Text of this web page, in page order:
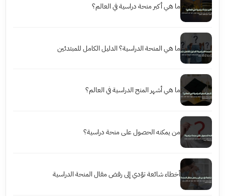
ما هي أكبر منحة دراسية في العالم؟
ما هي المنحة الدراسية؟ الدليل الكامل للمبتدئين
ما هي أشهر المنح الدراسية في العالم؟
من يمكنه الحصول على منحة دراسية؟
أخطاء شائعة تؤدي إلى رفض مقال المنحة الدراسية